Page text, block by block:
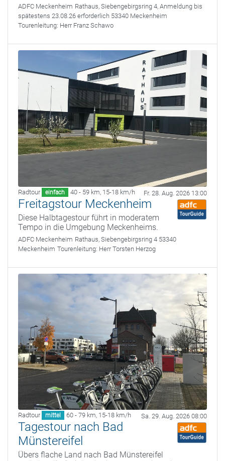
ADFC Meckenheim Rathaus, Siebengebirgsring 4, Anmeldung bis
spätestens 23.08.26 erforderlich 53340 Meckenheim
Tourenleitung: Herr Franz Schawo
Radtour einfach 40 - 59 km, 15-18 km/h Fr. 28. Aug. 2026 13:00
Freitagstour Meckenheim
Diese Halbtagestour führt in moderatem
Tempo in die Umgebung Meckenheims.
ADFC Meckenheim Rathaus, Siebengebirgsring 4 53340
Meckenheim Tourenleitung: Herr Torsten Herzog
Radtour mittel 60 - 79 km, 15-18 km/h Sa. 29. Aug. 2026 08:00
Tagestour nach Bad
Münstereifel
Übers flache Land nach Bad Münstereifel